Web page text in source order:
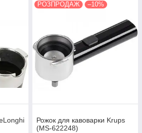
РОЗПРОДАЖ –10%
Рожок для кавоварки Krups
(MS-622248)